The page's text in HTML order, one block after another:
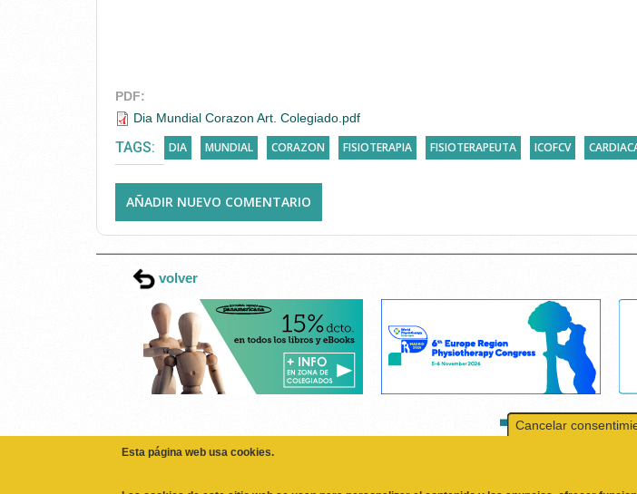
PDF:
Dia Mundial Corazon Art. Colegiado.pdf
TAGS: DIA MUNDIAL CORAZON FISIOTERAPIA FISIOTERAPEUTA ICOFCV
AÑADIR NUEVO COMENTARIO
volver
Cancelar
Esta página web usa cookies.
Las cookies de este sitio web se usan para personalizar el contenido y los anuncios, ofrecer
sociales y analizar el tráfico. Además, compartimos información sobre el uso que haga del sitio web